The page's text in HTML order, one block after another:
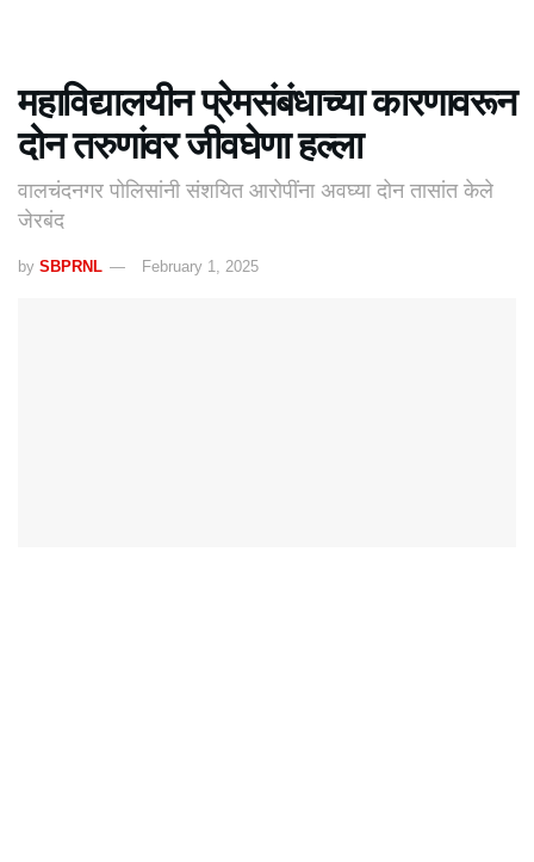
महाविद्यालयीन प्रेमसंबंधाच्या कारणावरून
दोन तरुणांवर जीवघेणा हल्ला
वालचंदनगर पोलिसांनी संशयित आरोपींना अवघ्या दोन तासांत केले
जेरबंद
by SBPRNL February 1, 2025